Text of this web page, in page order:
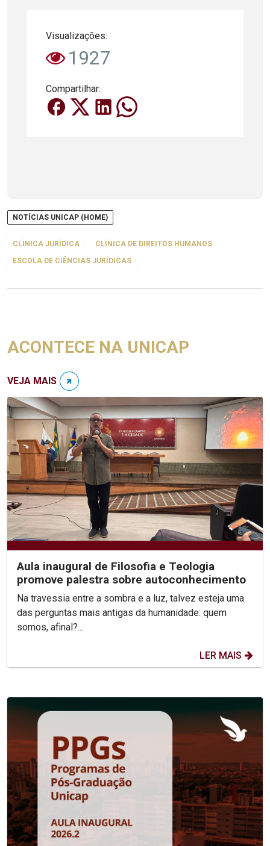
Visualizações:
1927
Compartilhar:
NOTÍCIAS UNICAP (HOME)
CLÍNICA JURÍDICA
CLÍNICA DE DIREITOS HUMANOS
ESCOLA DE CIÊNCIAS JURÍDICAS
ACONTECE NA UNICAP
VEJA MAIS
Aula inaugural de Filosofia e Teologia
promove palestra sobre autoconhecimento
Na travessia entre a sombra e a luz, talvez esteja uma
das perguntas mais antigas da humanidade: quem
somos, afinal?...
LER MAIS